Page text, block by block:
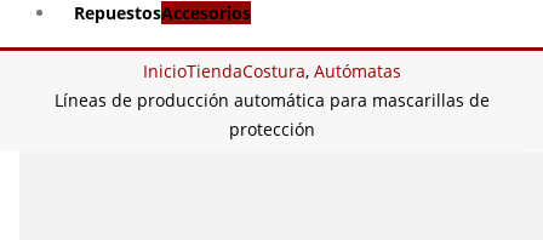
RepuestosAccesorios
InicioTiendaCostura, Autómatas
Líneas de producción automática para mascarillas de
protección